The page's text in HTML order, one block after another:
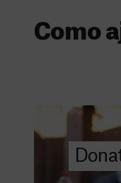
Como
ajuda-nos a
a quem mais
DOE
AGORA